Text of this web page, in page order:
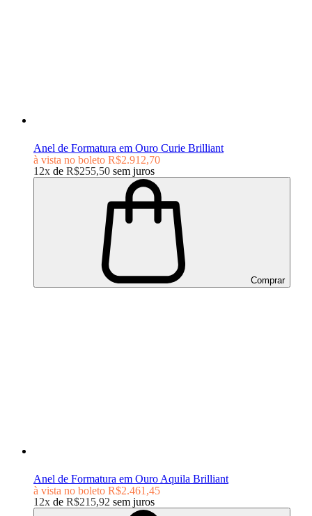
Anel de Formatura em Ouro Curie Brilliant
à vista no boleto R$2.912,70
12x de R$255,50 sem juros
Comprar
Anel de Formatura em Ouro Aquila Brilliant
à vista no boleto R$2.461,45
12x de R$215,92 sem juros